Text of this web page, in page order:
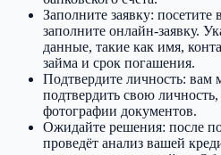
Заполните заявку: посетите
заполните онлайн-заявку.
данные, такие как имя,
займа и срок погашения.
Подтвердите личность: вам
подтвердить свою
фотографии документов.
Ожидайте решения: после
проведёт анализ вашей